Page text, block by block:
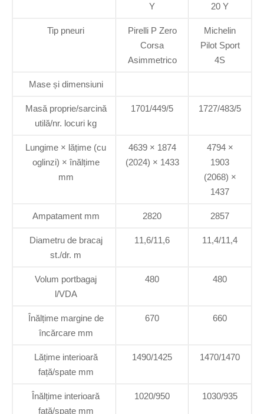
Y
20 Y
Tip pneuri
Pirelli P Zero
Corsa
Asimmetrico
Michelin
Pilot Sport
4S
Mase și dimensiuni
Masă proprie/sarcină
utilă/nr. locuri kg
1701/449/5 1727/483/5
Lungime × lățime (cu
oglinzi) × înălțime
mm
4639 × 1874
(2024) × 1433
4794 ×
1903
(2068) ×
1437
Ampatament mm 2820 2857
Diametru de bracaj
st./dr. m
11,6/11,6 11,4/11,4
Volum portbagaj
l/VDA
480 480
Înălțime margine de
încărcare mm
670 660
Lățime interioară
față/spate mm
1490/1425 1470/1470
Înălțime interioară
față/spate mm
1020/950 1030/935